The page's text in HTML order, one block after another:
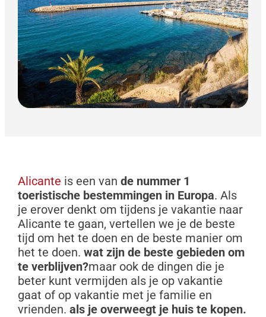
Alicante is een van de nummer 1
toeristische bestemmingen in Europa. Als
je erover denkt om tijdens je vakantie naar
Alicante te gaan, vertellen we je de beste
tijd om het te doen en de beste manier om
het te doen. wat zijn de beste gebieden om
te verblijven?maar ook de dingen die je
beter kunt vermijden als je op vakantie
gaat of op vakantie met je familie en
vrienden. als je overweegt je huis te kopen.